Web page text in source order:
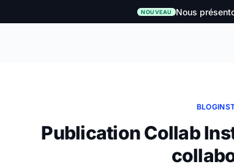
NOUVEAU Nous
BLOG
Publication Collab